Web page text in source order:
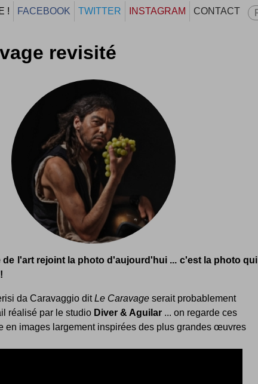
! FACEBOOK TWITTER INSTAGRAM CONTACT
revisité
de l'art rejoint la photo d'aujourd'hui ... c'est la photo qui
da Caravaggio ditLe Caravage serait probablement
réalisé par le studio Diver & Aguilar ... on regarde ces
en images largement inspirées des plus grandes œuvres